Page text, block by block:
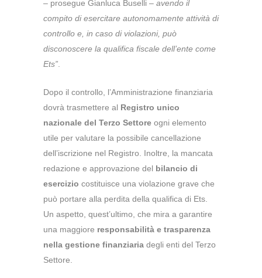
– prosegue Gianluca Buselli – avendo il
compito di esercitare autonomamente attività di
controllo e, in caso di violazioni, può
disconoscere la qualifica fiscale dell’ente come
Ets”
Dopo il controllo, l’Amministrazione finanziaria
dovrà trasmettere al Registro unico
nazionale del Terzo Settore ogni elemento
utile per valutare la possibile cancellazione
dell’iscrizione nel Registro. Inoltre, la mancata
redazione e approvazione del bilancio di
esercizio costituisce una violazione grave che
può portare alla perdita della qualifica di Ets.
Un aspetto, quest’ultimo, che mira a garantire
una maggiore responsabilità e trasparenza
nella gestione finanziaria degli enti del Terzo
Settore.